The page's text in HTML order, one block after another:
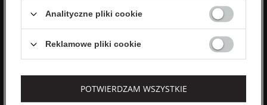
aby otrzymywać informacje o nowościach i
Zyskaj -10% na nowości na stałe!
Analityczne pliki cookie
Reklamowe pliki cookie
POTWIERDZAM WSZYSTKIE